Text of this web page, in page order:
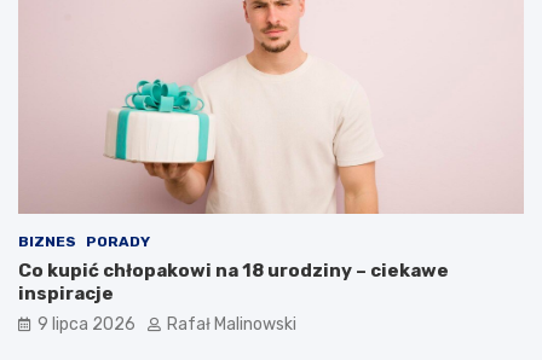
BIZNES PORADY
Co kupić chłopakowi na 18 urodziny – ciekawe
inspiracje
9 lipca 2026 Rafał Malinowski